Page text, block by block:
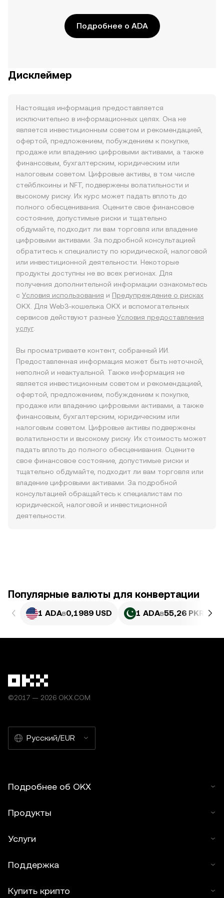
Подробнее о ADA
Дисклеймер
Настоящая информация предоставляется
исключительно в информационных целях. Она не
является инвестиционным советом и рекомендацией,
офертой, предложением, побуждением к покупке,
продаже или владению цифровыми активами, а также
финансовым, бухгалтерским, юридическим или
налоговым советом. Цифровые активы, в том числе
стейблкоины и NFT, подвержены волатильности и
высокому риску. Их курс может падать вплоть до
полного обесценивания. Оцените свое финансовое
состояние, допустимые риски и тщательно
обдумайте, подходит ли вам торговля или владение
цифровыми активами. За подробной консультацией
обратитесь к специалисту по юридической, налоговой
или инвестиционной деятельности. Некоторые
продукты доступны не во всех регионах. Для
получения дополнительной информации ознакомьтесь
с Условия использования и Предупреждение о рисках
OKX. Для Web3-кошелька OKX и вспомогательных
сервисов действуют разные Условия предоставления
услуг.
Вы просматриваете контент, собранный ИИ.
Предоставленная информация может быть неточной,
неполной и неактуальной. Также информация не
является инвестиционным советом и рекомендацией,
офертой, предложением, побуждением к покупке,
продаже или владению цифровыми активами, а также
финансовым, бухгалтерским, юридическим или
налоговым советом. Цифровые активы подвержены
волатильности и высокому риску. Их стоимость может
падать вплоть до полного обесценивания. Оцените
свое финансовое состояние, допустимые риски и
тщательно обдумайте, подходит ли вам торговля или
владение цифровыми активами. За подробной
консультацией обращайтесь к специалистам по
юридической, налоговой и инвестиционной
деятельности.
Популярные валюты для конвертации
1 ADAв0,1989 USD 1 ADAв55,26 PKR
©2017 — 2026 OKX.COM
Русский/EUR
Подробнее об OKX
Продукты
Услуги
Поддержка
Купить крипто